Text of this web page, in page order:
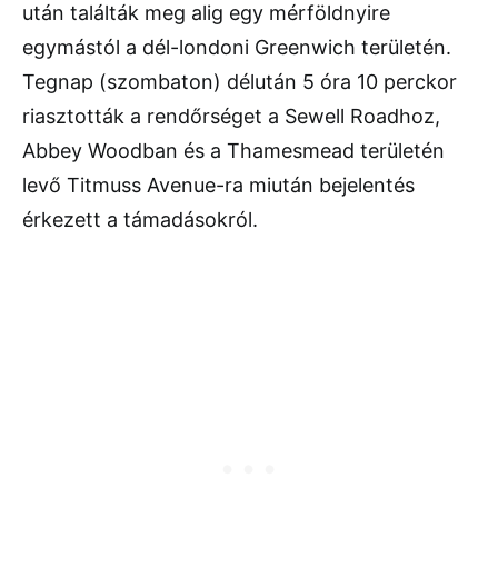
után találták meg alig egy mérföldnyire
egymástól a dél-londoni Greenwich területén.
Tegnap (szombaton) délután 5 óra 10 perckor
riasztották a rendőrséget a Sewell Roadhoz,
Abbey Woodban és a Thamesmead területén
levő Titmuss Avenue-ra miután bejelentés
érkezett a támadásokról.